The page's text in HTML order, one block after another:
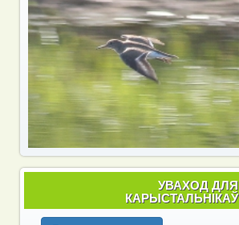
УВАХОД ДЛЯ
КАРЫСТАЛЬНІКАЎ